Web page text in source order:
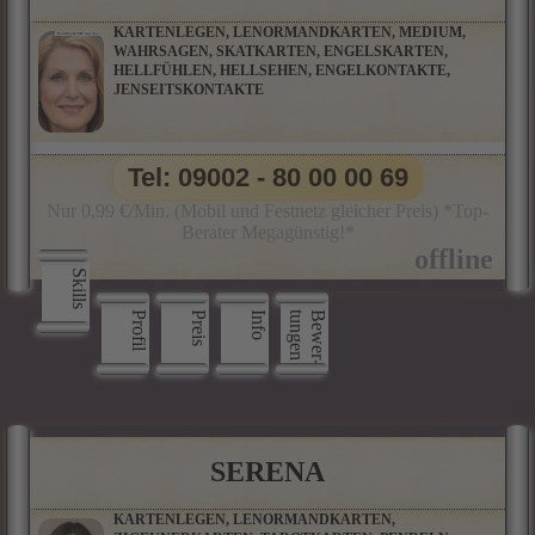
KARTENLEGEN, LENORMANDKARTEN, MEDIUM,
WAHRSAGEN, SKATKARTEN, ENGELSKARTEN,
HELLFÜHLEN, HELLSEHEN, ENGELKONTAKTE,
JENSEITSKONTAKTE
Skills
Profil
Preis Info B
e
w
e
r
­
t
u
n
g
e
n
Tel: 09002 - 80 00 00 69
SERENA
KARTENLEGEN, LENORMANDKARTEN,